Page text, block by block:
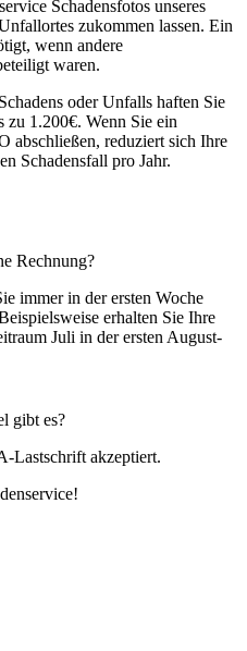
Schadensfotos unseres
zukommen lassen. Ein
wenn andere
waren.
oder Unfalls haften Sie
zu 1.200€. Wenn Sie ein
abschließen, reduziert sich Ihre
Schadensfall pro Jahr.
Rechnung?
immer in der ersten Woche
erhalten Sie Ihre
Juli in der ersten August-
gibt es?
Lastschrift akzeptiert.